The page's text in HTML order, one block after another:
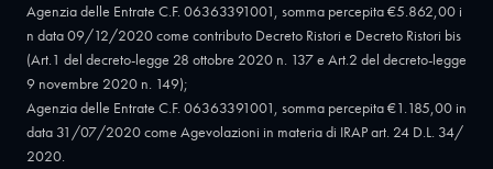
Agenzia delle Entrate C.F. 06363391001, somma percepita €5.862,00 i
n data 09/12/2020 come contributo Decreto Ristori e Decreto Ristori bis
(Art.1 del decreto-legge 28 ottobre 2020 n. 137 e Art.2 del decreto-legge
9 novembre 2020 n. 149);
Agenzia delle Entrate C.F. 06363391001, somma percepita €1.185,00 in
data 31/07/2020 come Agevolazioni in materia di IRAP art. 24 D.L. 34/
2020.